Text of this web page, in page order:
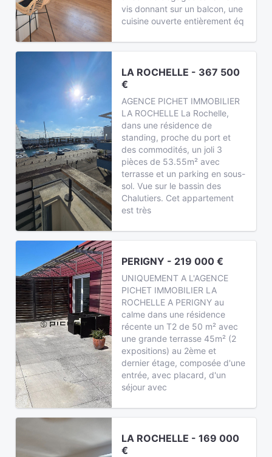
vis donnant sur un balcon, une
cuisine ouverte entièrement éq
LA ROCHELLE - 367 500
€
AGENCE PICHET IMMOBILIER
LA ROCHELLE La Rochelle,
dans une résidence de
standing, proche du port et
des commodités, un joli 3
pièces de 53.55m² avec
terrasse et un parking en sous-
sol. Vue sur le bassin des
Chalutiers. Cet appartement
est très
PERIGNY - 219 000 €
UNIQUEMENT A L'AGENCE
PICHET IMMOBILIER LA
ROCHELLE A PERIGNY au
calme dans une résidence
récente un T2 de 50 m² avec
une grande terrasse 45m² (2
expositions) au 2ème et
dernier étage, composée d'une
entrée, avec placard, d'un
séjour avec
LA ROCHELLE - 169 000
€